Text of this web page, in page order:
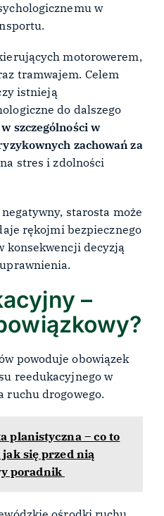
w
motorowerem,
tramwajem. Celem
istnieją
do dalszego
w szczególności w
zachowań za
stres i zdolności
starosta może
rękojmi bezpiecznego
konsekwencji decyzją
–
powoduje obowiązek
reedukacyjnego w
ruchu drogowego.
planistyczna – co to
się przed nią
poradnik